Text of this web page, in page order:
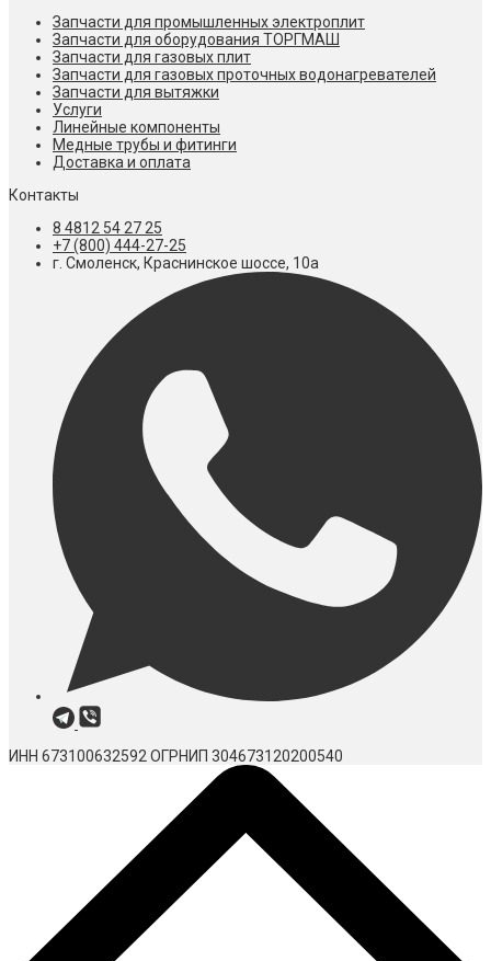
Запчасти для промышленных электроплит
Запчасти для оборудования ТОРГМАШ
Запчасти для газовых плит
Запчасти для газовых проточных водонагревателей
Запчасти для вытяжки
Услуги
Линейные компоненты
Медные трубы и фитинги
Доставка и оплата
Контакты
8 4812 54 27 25
+7 (800) 444-27-25
г. Смоленск, Краснинское шоссе, 10а
ИНН 673100632592 ОГРНИП 304673120200540